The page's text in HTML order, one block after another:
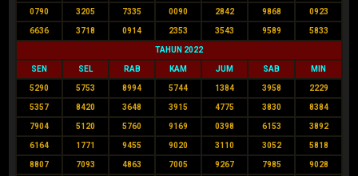
0790 3205 7335 0090 2842 9868 0923
6636 3718 0914 2353 3543 9589 5833
TAHUN 2022
SEN SEL RAB KAM JUM SAB MIN
5290 5753 8994 5744 1384 3958 2229
5357 8420 3648 3915 4775 3830 8384
7904 5120 5760 9169 0398 6153 3892
6164 1771 9455 9020 3110 3052 5818
8807 7093 4863 7005 9267 7985 9028